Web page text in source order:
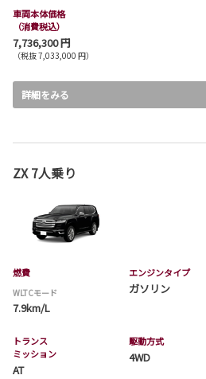
車両本体価格
（消費税込）
7,736,300 円
（税抜 7,033,000 円）
詳細をみる
ZX 7人乗り
燃費
WLTCモード
7.9km/L
エンジンタイプ
ガソリン
トランス
ミッション
AT
駆動方式
4WD